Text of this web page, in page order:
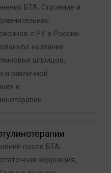
БТА. Строение и
с РУ в России.
название
шприцов,
и различной
и
после БТА:
коррекция,